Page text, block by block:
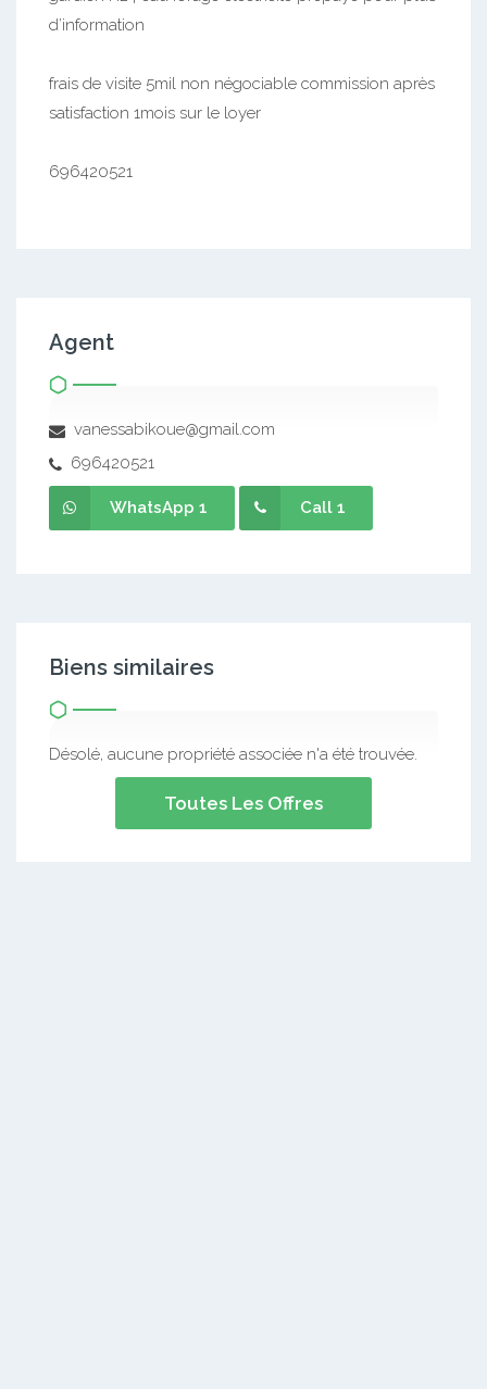
d’information
frais de visite 5mil non négociable commission après
satisfaction 1mois sur le loyer
696420521
Agent
vanessabikoue@gmail.com
696420521
WhatsApp 1 Call 1
Biens similaires
Désolé, aucune propriété associée n'a été trouvée.
Toutes Les Offres